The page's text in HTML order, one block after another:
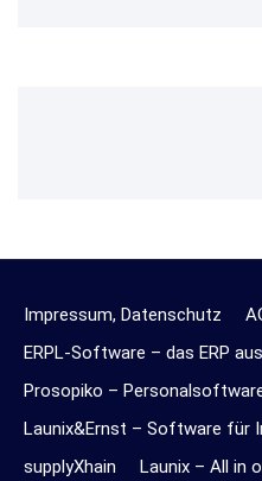
Impressum, Datenschutz
ERPL-Software – das ERP
Prosopiko –
Launix&Ernst – Software für
supplyXhain
Launix – All in